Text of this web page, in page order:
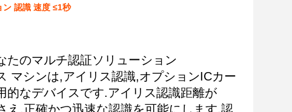
ン 認識 速度 ≤1秒
たのマルチ認証ソリューション
マシンは,アイリス認識,オプションICカー
的なデバイスです.アイリス認識距離が
,正確かつ迅速な認識を可能にします.認